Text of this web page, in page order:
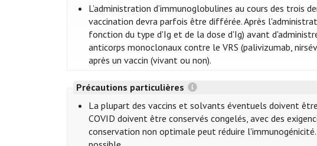
L’administration d’immunoglobulines au cours des trois
vaccination devra parfois être différée. Après
fonction du type d'Ig et de la dose d'Ig) avant
anticorps monoclonaux contre le VRS (palivizumab,
après un vaccin (vivant ou non).
Précautions particulières
La plupart des vaccins et solvants éventuels doivent
COVID doivent être conservés congelés, avec des
conservation non optimale peut réduire